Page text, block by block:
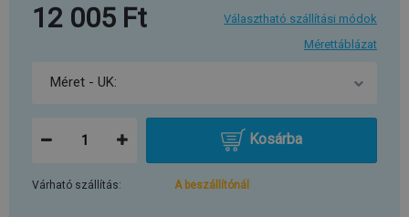
12 005 Ft
Választható szállítási módok
Mérettáblázat
Kosárba
Várható szállítás: A beszállítónál